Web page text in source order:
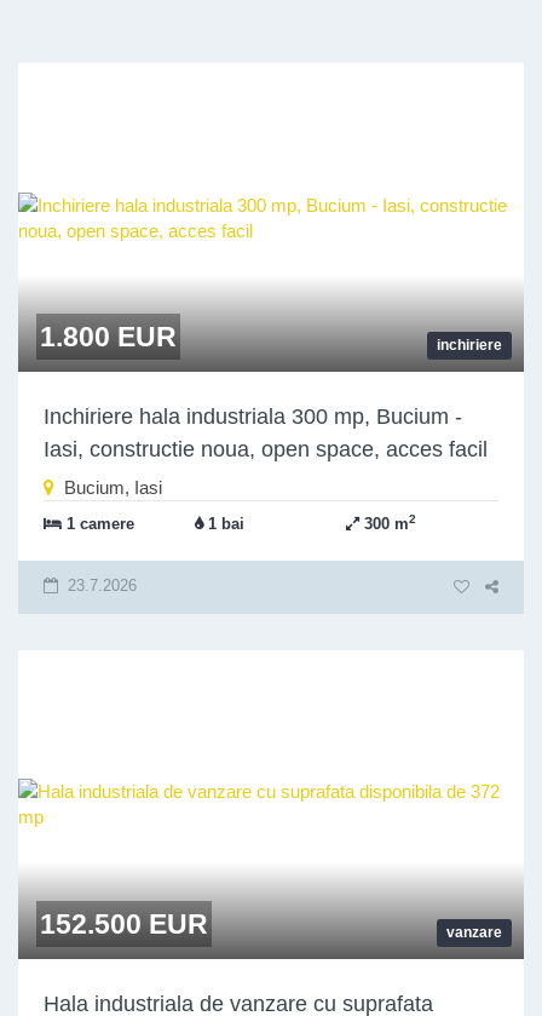
inchiriere
1.800 EUR
Inchiriere hala industriala 300 mp, Bucium -
Iasi, constructie noua, open space, acces facil
Bucium, Iasi
1 camere 1 bai 300 m2
23.7.2026
vanzare
152.500 EUR
Hala industriala de vanzare cu suprafata